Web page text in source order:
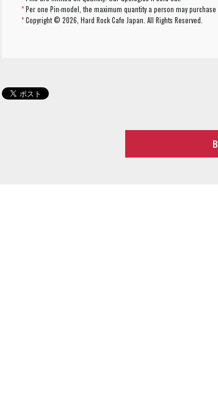
*Per one Pin-model, the maximum quantity a person may purchase
*Copyright ©2026, Hard Rock Cafe Japan. All Rights Reserved.